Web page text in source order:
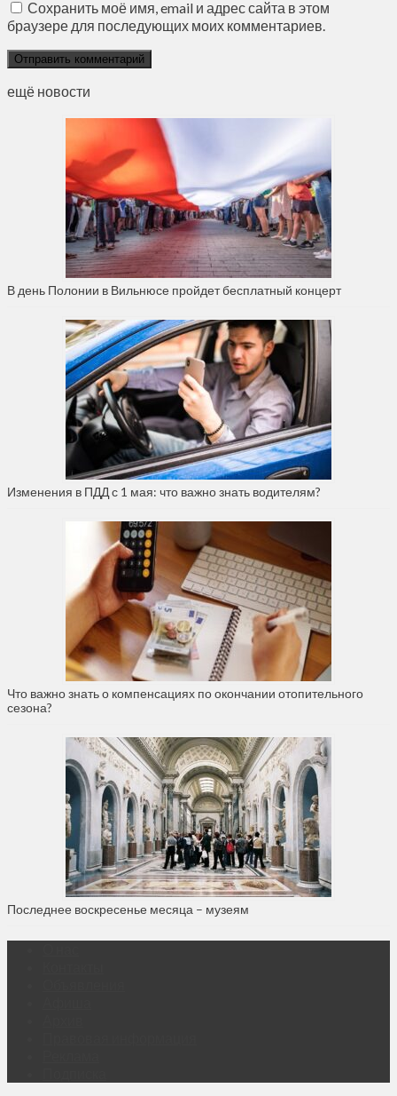
Сохранить моё имя, email и адрес сайта в этом
браузере для последующих моих комментариев.
ещё новости
В день Полонии в Вильнюсе пройдет бесплатный концерт
Изменения в ПДД с 1 мая: что важно знать водителям?
Что важно знать о компенсациях по окончании отопительного
сезона?
Последнее воскресенье месяца – музеям